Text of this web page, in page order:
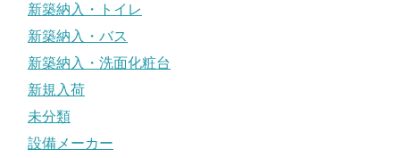
新築納入・トイレ
新築納入・バス
新築納入・洗面化粧台
新規入荷
未分類
設備メーカー